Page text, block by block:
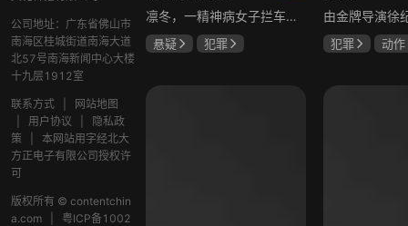
公司地址：广东省佛山市
南海区桂城街道南海大道
北57号南海新闻中心大楼
十九层1912室
联系方式
网站地图
用户协议
隐私政
策
本网站用字经北大
方正电子有限公司授权许
可
版权所有 © contentchin
a.com
粤ICP备1002
凛冬，一精神病女子拦车报案，称丈夫杀人，刑警沈栋梁吴红兵由此揭开系列碎尸案真相。然而风浪未平，储蓄所抢劫杀人案，少女失踪案，流窜抢车案接连发生，沈栋梁与吴红兵追凶之际，竟牵出改变二人命运的人性悲剧。
悬疑
犯罪
犯罪
动作